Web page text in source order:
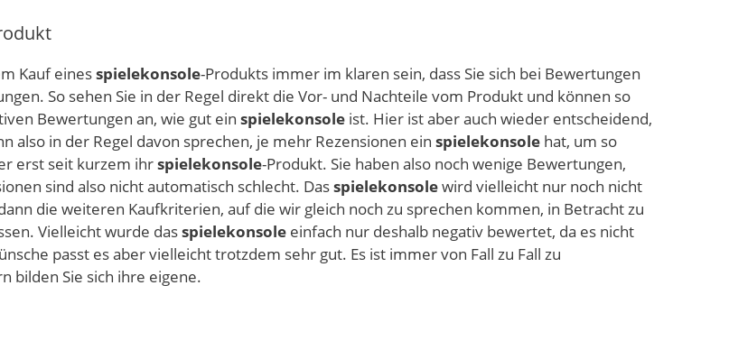
Kauf einesspielekonsole-Produkts immer im klaren sein, dass Sie sich bei Bewertungen
So sehen Sie in der Regel direkt die Vor- und Nachteile vom Produkt und können so
Bewertungen an, wie gut ein spielekonsole ist. Hier ist aber auch wieder entscheidend,
also in der Regel davon sprechen, je mehr Rezensionen ein spielekonsole hat, um so
erst seit kurzem ihrspielekonsole-Produkt. Sie haben also noch wenige Bewertungen,
sind also nicht automatisch schlecht. Dasspielekonsolewird vielleicht nur noch nicht
die weiteren Kaufkriterien, auf die wir gleich noch zu sprechen kommen, in Betracht zu
Vielleicht wurde dasspielekonsole einfach nur deshalb negativ bewertet, da es nicht
passt es aber vielleicht trotzdem sehr gut. Es ist immer von Fall zu Fall zu
bilden Sie sich ihre eigene.